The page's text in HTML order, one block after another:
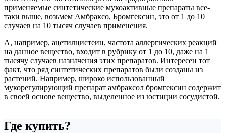
применяемые синтетические мукоактивные препараты все-
таки выше, возьмем Амбраксо, Бромгексин, это от 1 до 10
случаев на 10 тысяч случаев применения.
А, например, ацетилцистеин, частота аллергических реакций
на данное вещество, входит в рубрику от 1 до 10, даже на 1
тысячу случаев назначения этих препаратов. Интересен тот
факт, что ряд синтетических препаратов были созданы из
растений. Например, широко использованный
мукорегулирующий препарат амбраксол бромгексин содержит
в своей основе вещество, выделенное из юстиции сосудистой.
Где купить?